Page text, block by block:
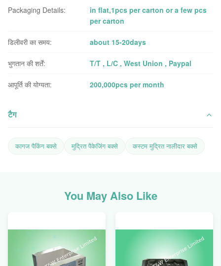
Packaging Details:
in flat,1pcs per carton or a few pcs
per carton
डिलीवरी का समय: about 15-20days
भुगतान की शर्तें: T/T , L/C , West Union , Paypal
आपूर्ति की योग्यता: 200,000pcs per month
टैग
कागज पैकिंग बक्से मुद्रित पैकेजिंग बक्से कस्टम मुद्रित नालीदार बक्से
You May Also Like